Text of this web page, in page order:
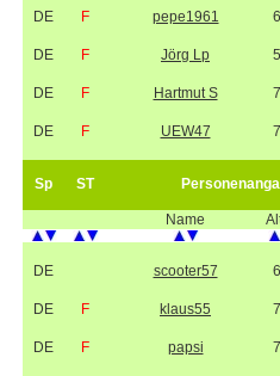
DE F pepe1961
DE F Jörg Lp
DE F Hartmut S
DE F UEW47
Sp ST
Name
DE scooter57
DE F klaus55
DE F papsi